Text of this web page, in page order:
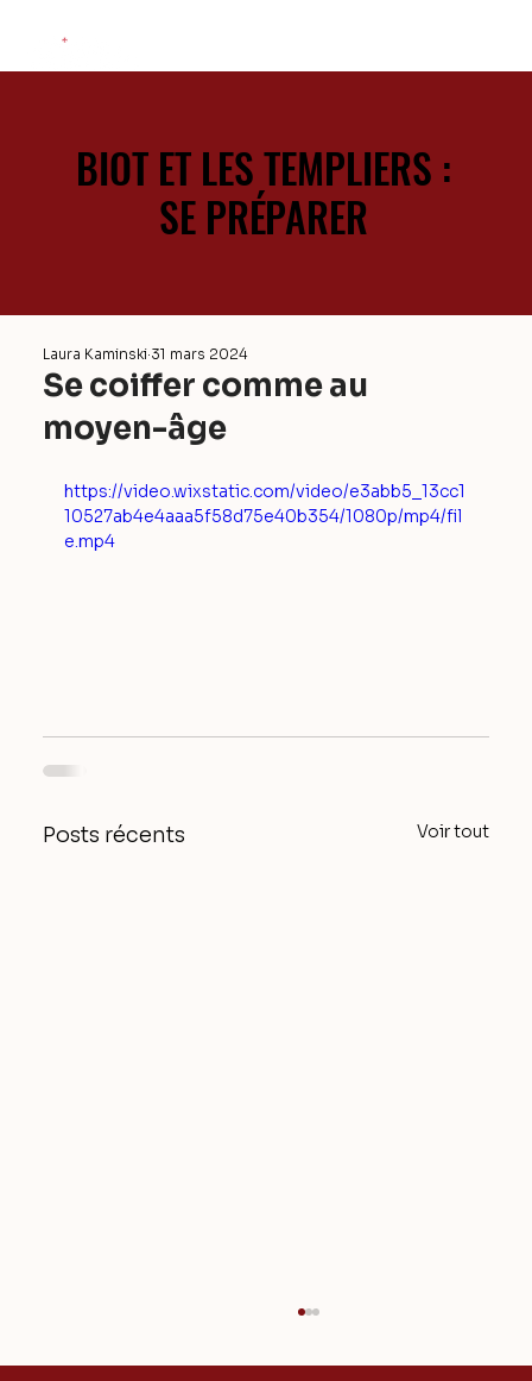
BIOT ET LES TEMPLIERS :
SE PRÉPARER
BIOT ET LES TEMPLIERS :
SE PRÉPARER
Se coiffer comme au
moyen-âge
Laura Kaminski 31 mars 2024
https://video.wixstatic.com/video/e3abb5_13cc1
10527ab4e4aaa5f58d75e40b354/1080p/mp4/fil
e.mp4
Posts récents Voir tout